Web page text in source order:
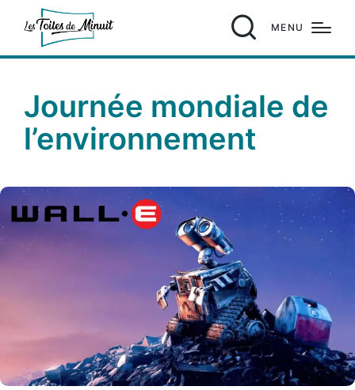
MENU
Journée mondiale de
l’environnement